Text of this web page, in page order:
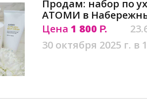
Продам: набор по
АТОМИ в
Цена 1 800 Р.
30 октября 2025 г. в